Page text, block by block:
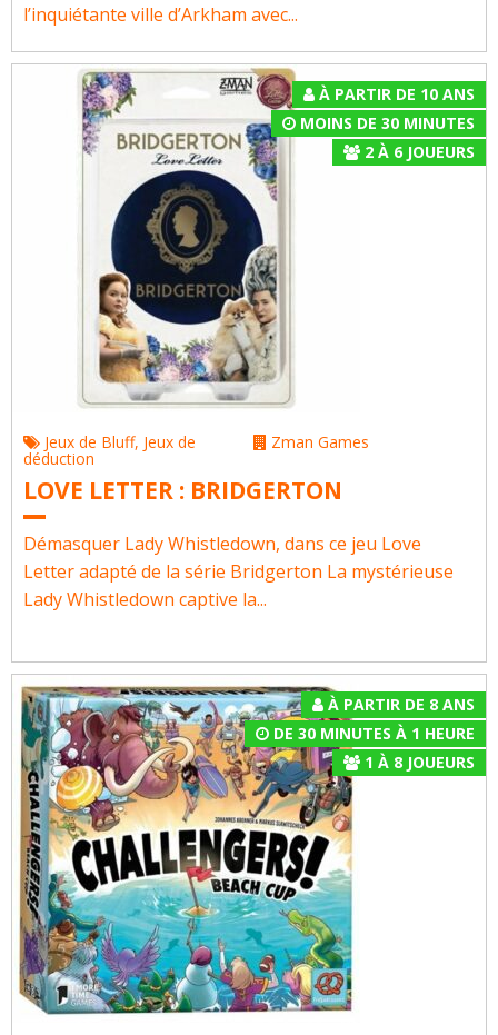
l’inquiétante ville d’Arkham avec...
À PARTIR DE 10 ANS
MOINS DE 30 MINUTES
2À 6JOUEURS
Jeux de Bluff, Jeux de
déduction
Zman Games
LOVE LETTER : BRIDGERTON
Démasquer Lady Whistledown, dans ce jeu Love
Letter adapté de la série Bridgerton La mystérieuse
Lady Whistledown captive la...
À PARTIR DE 8 ANS
DE 30 MINUTES À 1 HEURE
1 À 8JOUEURS